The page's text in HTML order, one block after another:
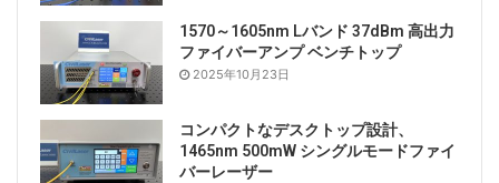
1570～1605nm Lバンド 37dBm 高出力
ファイバーアンプ ベンチトップ
2025年10月23日
コンパクトなデスクトップ設計、
1465nm 500mW シングルモードファイ
バーレーザー